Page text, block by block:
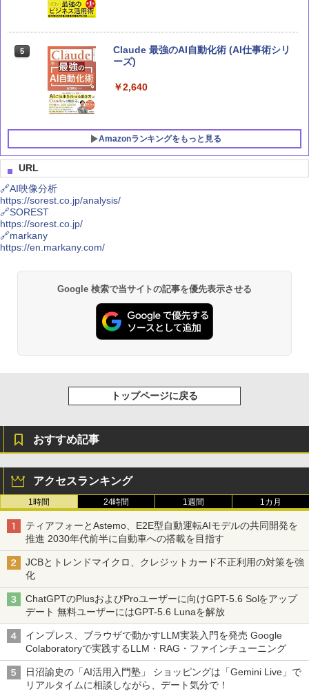
5
Claude 最強のAI自動化術 (AI仕事術シリ
ーズ)
￥2,640
Amazonランキングをもっと見る
1
Claude 最強のAI自動化術 (AI仕事術シリ
（できるビジネス）
￥2,200
徹底攻略ディープラーニングG検定ジェ
ネラリスト問題集 第3版
4
Claude仕事術 仕事時間は1/100に成果は
200%になる
￥2,090
5
実践Claude Code入門―現場で活用する
ためのAIコーディングの思考法
￥3,300
1
MSI GeForce RTX 5070 12G VENTUS 2
載 グラフィックボード 16GB デュアル
ファン 【国内正規品】 RD-RX9060XT-E
16GB/DF
￥63,687
MSI GeForce RTX 5070 Ti 16G GAMIN
￥191,717
4
【Amazon.co.jp限定】MSI GeForce R
TX 5060 Ti 16G VENTUS 2X OC PLUS
A5クリアファイル同梱版 グラフィック
スボード VD9397
￥110,909
ASUS NVIDIA GeForce RTX 5070Ti ビ
デオカード 16GB GDDR7 PCI Express
5.0 / PRIME-RTX5070TI-O16G 国内正規
代理店品
￥0
1
Crucial(クルーシャル) PRO (マイクロン
シー・エフ・デー販売 CFD販売 CFD St
andard デスクトップ用 メモリ DDR4 32
00 (PC4-25600) 16GB×2枚 288pin DIM
ー・エフ・デー販売 CFD Standard W5
U5600CS-32GC46F
￥96,800
TEAMGROUP (旧称 Team) T-FORCE D
ELTA RGB DDR5 6000MHz 32GB (16G
Bx2枚) CL38 PC5-48000 デスクトップ
EXPO 両対応【TEAMジャパン 国内正規
品・メーカー無期限保証】FF4D532G60
00HC38ADC01
￥76,880
シリコンパワー デスクトップPC用 メモ
URL
🔗AI映像分析
https://sorest.co.jp/analysis/
🔗SOREST
https://sorest.co.jp/
🔗markany
https://en.markany.com/
Google 検索で当サイトの記事を優先表示させる
トップページに戻る
おすすめ記事
アクセスランキング
1時間 24時間 1週間 1カ月
ティアフォーとAstemo、E2E型自動運転AIモデルの共同開発を
推進 2030年代前半に自動車への搭載を目指す
JCBとトレンドマイクロ、クレジットカード不正利用の対策を強
化
ChatGPTのPlusおよびProユーザーに向けGPT-5.6 Solをアップ
デート 無料ユーザーにはGPT-5.6 Lunaを解放
インプレス、ブラウザで動かすLLM実装入門を発売 Google
Colaboratoryで実践するLLM・RAG・ファインチューニング
日沼諭史の「AI活用入門塾」 ショッピングは「Gemini Live」で
リアルタイムに相談しながら、デート気分で！